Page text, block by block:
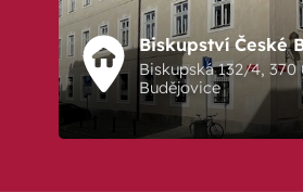
Biskupství České
Biskupská 132/4, 370
Budějovice